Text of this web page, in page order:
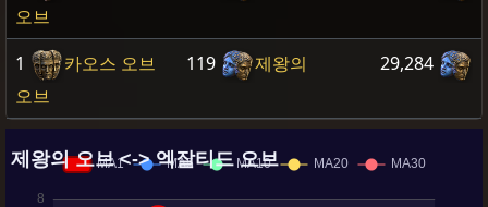
오브
1 카오스 오브 119
제왕의
오브
29,284